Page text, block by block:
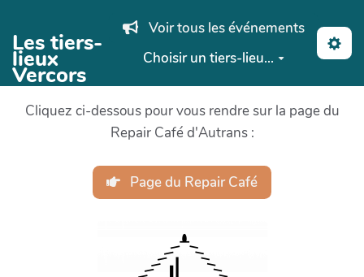
Aller au contenu principal
Les tiers-
lieux
Vercors
Voir tous les événements
Choisir un tiers-lieu...
Cliquez ci-dessous pour vous rendre sur la page du
Repair Café d'Autrans :
Page du Repair Café